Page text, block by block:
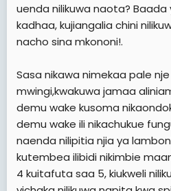
uenda nilikuwa naota? Baada
kadhaa, kujiangalia chini
nacho sina mkononi!.
Sasa nikawa nimekaa pale
mwingi,kwakuwa jamaa
demu wake kusoma
demu wake ili nikachukue
naenda nilipitia njia ya
kutembea ilibidi nikimbie
4 kuitafuta saa 5, kiukweli